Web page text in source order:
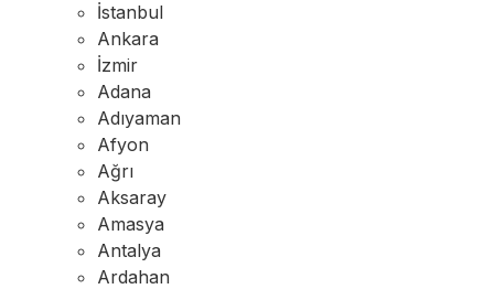
İstanbul
Ankara
İzmir
Adana
Adıyaman
Afyon
Ağrı
Aksaray
Amasya
Antalya
Ardahan